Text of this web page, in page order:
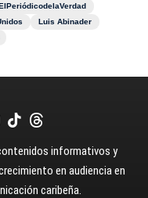
Luis Abinader
informativos y
en audiencia en
caribeña.